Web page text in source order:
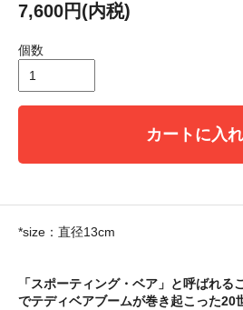
7,600円(内税)
個数
カートに入
*size：直径13cm
「スポーティング・ベア」と呼ばれる
でテディベアブームが巻き起こった20